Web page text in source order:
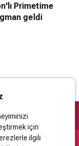
Primetime
geldi
için
ilgili